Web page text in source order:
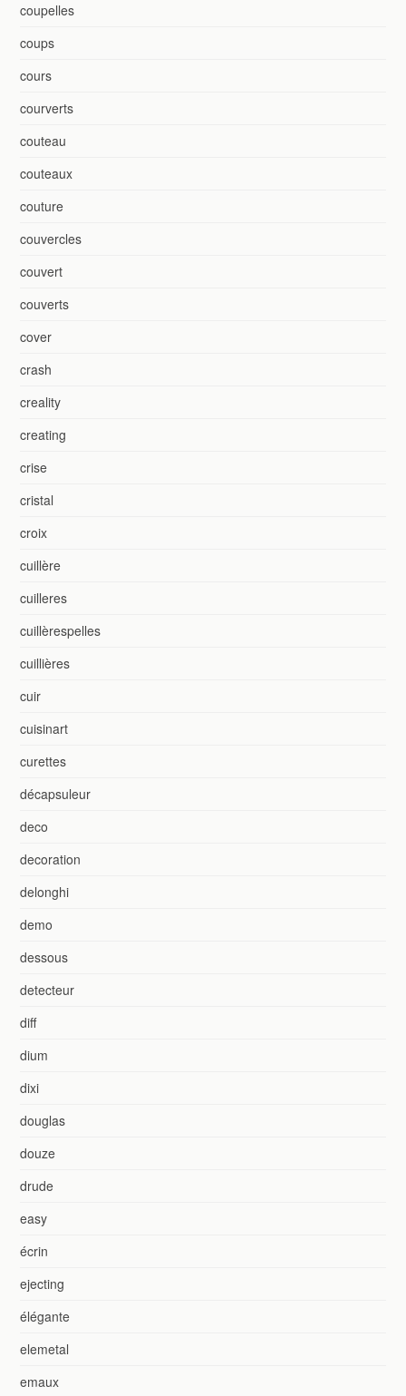
coupelles
coups
cours
courverts
couteau
couteaux
couture
couvercles
couvert
couverts
cover
crash
creality
creating
crise
cristal
croix
cuillère
cuilleres
cuillèrespelles
cuillières
cuir
cuisinart
curettes
décapsuleur
deco
decoration
delonghi
demo
dessous
detecteur
diff
dium
dixi
douglas
douze
drude
easy
écrin
ejecting
élégante
elemetal
emaux